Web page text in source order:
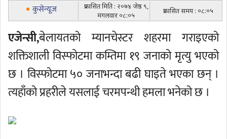
कुसेन्यूज
प्रकासित मिति : २०७४ जेष्ठ ९,
मंगलवार ०८:०५
प्रकासित समय : ०८:०५
एजेन्सी,बेलायतको म्यानचेस्टर शहरमा गराइएको
शक्तिशाली विस्फोटमा कम्तिमा १९ जनाको मृत्यु भएको
छ । विस्फोटमा ५० जनाभन्दा बढी घाइते भएका छन् ।
त्यहाँको प्रहरीले यसलाई चरमपन्थी हमला भनेको छ ।